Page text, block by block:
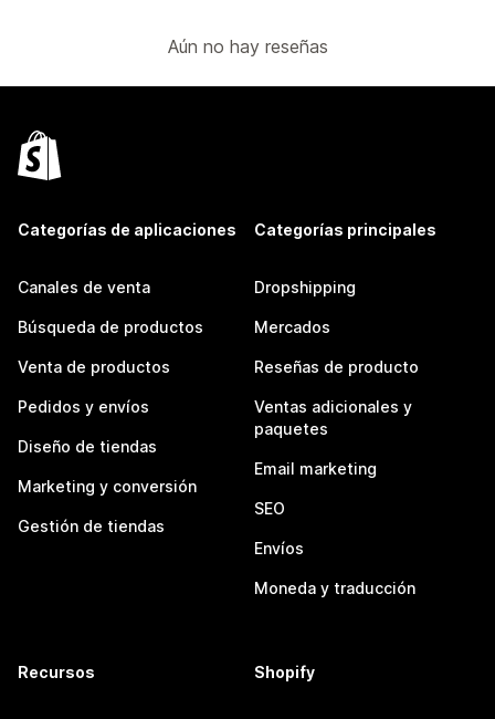
Aún no hay reseñas
Categorías de aplicaciones
Canales de venta
Búsqueda de productos
Venta de productos
Pedidos y envíos
Diseño de tiendas
Marketing y conversión
Gestión de tiendas
Categorías principales
Dropshipping
Mercados
Reseñas de producto
Ventas adicionales y
paquetes
Email marketing
SEO
Envíos
Moneda y traducción
Recursos Shopify